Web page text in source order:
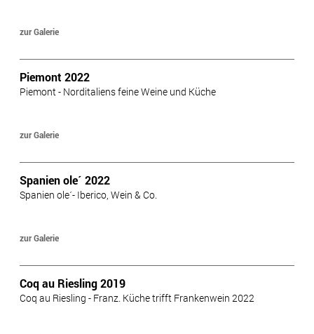
zur Galerie
Piemont 2022
Piemont - Norditaliens feine Weine und Küche
zur Galerie
Spanien ole´ 2022
Spanien ole´- Iberico, Wein & Co.
zur Galerie
Coq au Riesling 2019
Coq au Riesling - Franz. Küche trifft Frankenwein 2022